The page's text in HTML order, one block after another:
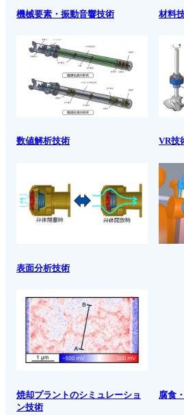
機械要素・振動音響技術 材料
数値解析技術 VR技
表面分析技術
焼却プラントのシミュレーショ
ン技術
腐食